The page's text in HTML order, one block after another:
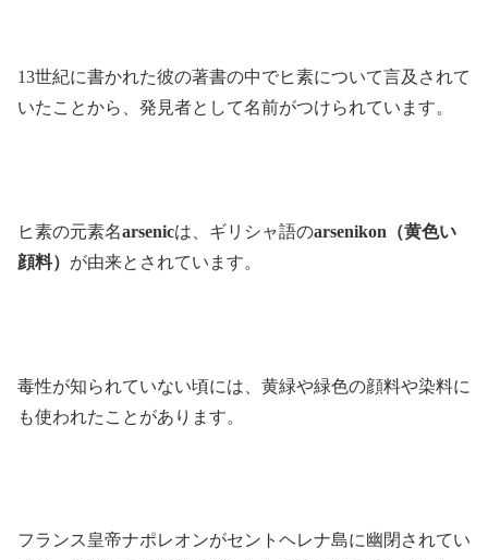
13世紀に書かれた彼の著書の中でヒ素について言及されて
いたことから、発見者として名前がつけられています。
ヒ素の元素名arsenicは、ギリシャ語のarsenikon（黄色い
顔料） が由来とされています。
毒性が知られていない頃には、黄緑や緑色の顔料や染料に
も使われたことがあります。
フランス皇帝ナポレオンがセントヘレナ島に幽閉されてい